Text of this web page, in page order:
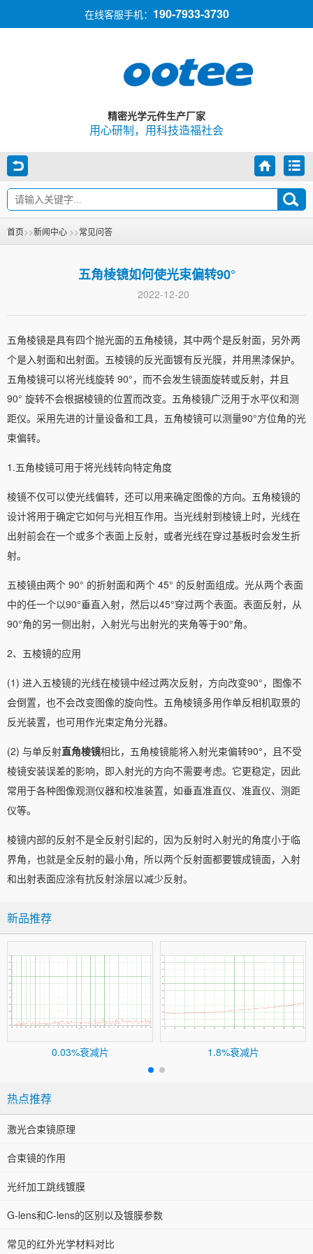
在线客服手机： 190-7933-3730
精密光学元件生产厂家
用心研制，用科技造福社会
首页>>新闻中心 >>常见问答
五角棱镜如何使光束偏转90°
2022-12-20
五角棱镜是具有四个抛光面的五角棱镜，其中两个是反射面，另外两
个是入射面和出射面。五棱镜的反光面镀有反光膜，并用黑漆保护。
五角棱镜可以将光线旋转 90°，而不会发生镜面旋转或反射，并且
90° 旋转不会根据棱镜的位置而改变。五角棱镜广泛用于水平仪和测
距仪。采用先进的计量设备和工具，五角棱镜可以测量90°方位角的光
束偏转。
1.五角棱镜可用于将光线转向特定角度
棱镜不仅可以使光线偏转，还可以用来确定图像的方向。五角棱镜的
设计将用于确定它如何与光相互作用。当光线射到棱镜上时，光线在
出射前会在一个或多个表面上反射，或者光线在穿过基板时会发生折
射。
五棱镜由两个 90° 的折射面和两个 45° 的反射面组成。光从两个表面
中的任一个以90°垂直入射，然后以45°穿过两个表面。表面反射，从
90°角的另一侧出射，入射光与出射光的夹角等于90°角。
2、五棱镜的应用
(1) 进入五棱镜的光线在棱镜中经过两次反射，方向改变90°，图像不
会倒置，也不会改变图像的旋向性。五角棱镜多用作单反相机取景的
反光装置，也可用作光束定角分光器。
(2) 与单反射直角棱镜相比，五角棱镜能将入射光束偏转90°，且不受
棱镜安装误差的影响，即入射光的方向不需要考虑。它更稳定，因此
常用于各种图像观测仪器和校准装置，如垂直准直仪、准直仪、测距
仪等。
棱镜内部的反射不是全反射引起的，因为反射时入射光的角度小于临
界角，也就是全反射的最小角，所以两个反射面都要镀成镜面，入射
和出射表面应涂有抗反射涂层以减少反射。
新品推荐
0.03%衰减片 1.8%衰减片
热点推荐
激光合束镜原理
合束镜的作用
光纤加工跳线镀膜
G-lens和C-lens的区别以及镀膜参数
常见的红外光学材料对比